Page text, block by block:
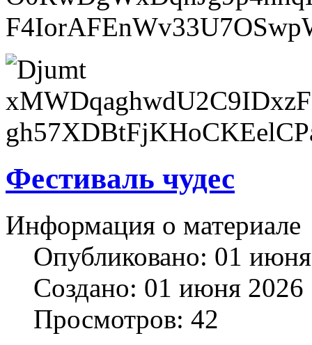
Фестиваль чудес
Информация о материале
Опубликовано: 01
Создано: 01 июня 2026
Просмотров: 42